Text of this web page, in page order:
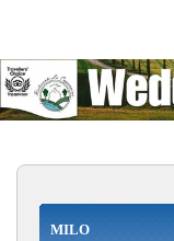
MILO